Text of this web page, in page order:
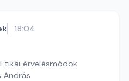
18:04
érvelésmódok
András